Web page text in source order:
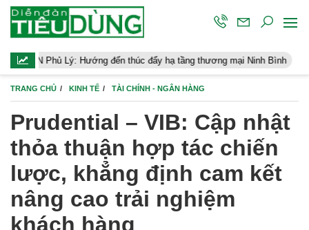
Hướng đến thúc đẩy hạ tầng thương mại Ninh Bình Điều hành
TRANG CHỦ KINH TẾ TÀI CHÍNH - NGÂN HÀNG
Prudential – VIB: Cập nhật
thỏa thuận hợp tác chiến
lược, khẳng định cam kết
nâng cao trải nghiệm
khách hàng